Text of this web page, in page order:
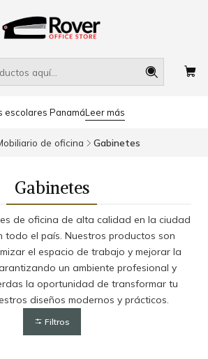
escolares PanamáLeer más
de oficina Gabinetes
Gabinetes
de oficina de alta calidad en la ciudad
todo el país. Nuestros productos son
el espacio de trabajo y mejorar la
un ambiente profesional y
la oportunidad de transformar tu
diseños modernos y prácticos.
Filtros